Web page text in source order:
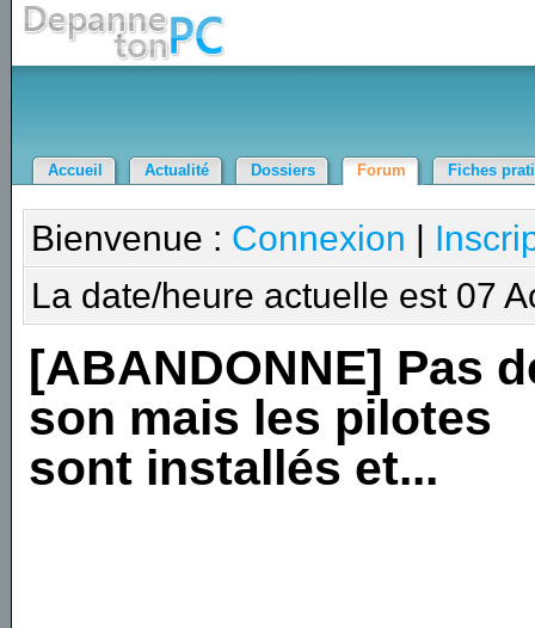
Accueil Actualité Dossiers Forum Fiches
Bienvenue : Connexion |
La date/heure actuelle est 07
[ABANDONNE] Pas
son mais les pilotes
sont installés et...